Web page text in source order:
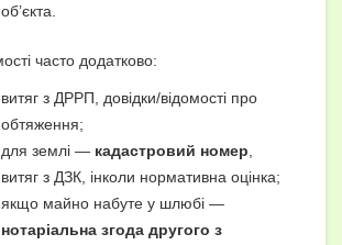
об’єкта.
часто додатково:
витяг з ДРРП, довідки/відомості про
обтяження;
для землі — кадастровий номер
витяг з ДЗК, інколи нормативна оцінка;
якщо майно набуте у шлюбі —
нотаріальна згода другого з